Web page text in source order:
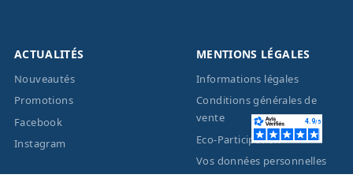
ACTUALITÉS
Nouveautés
Promotions
Facebook
Instagram
MENTIONS LÉGALES
Informations légales
Conditions générales de
vente
Eco-Participation
Vos données personnelles